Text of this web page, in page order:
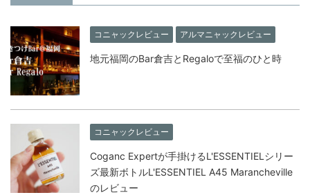
コニャックレビュー アルマニャックレビュー
地元福岡のBar倉吉とRegaloで至福のひと時
コニャックレビュー
Coganc Expertが手掛けるL'ESSENTIELシリー
ズ最新ボトルL'ESSENTIEL A45 Marancheville
のレビュー